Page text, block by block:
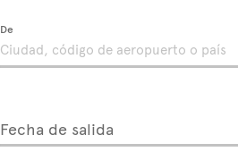
De
Fecha de salida